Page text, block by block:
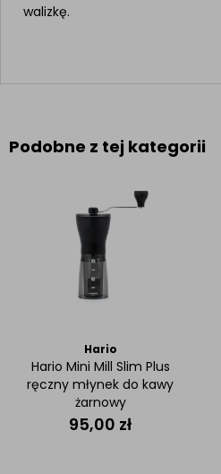
walizkę.
Podobne z tej kategorii
Hario
Hario Mini Mill Slim Plus
ręczny młynek do kawy
żarnowy
95,00 zł